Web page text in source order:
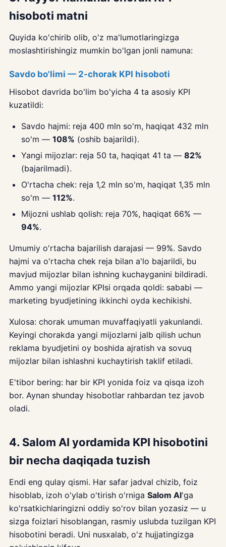
hisoboti matni
Quyida ko'chirib olib, o'z ma'lumotlaringizga
moslashtirishingiz mumkin bo'lgan jonli namuna:
Savdo bo'limi — 2-chorak KPI hisoboti
Hisobot davrida bo'lim bo'yicha 4 ta asosiy KPI
kuzatildi:
Savdo hajmi: reja 400 mln so'm, haqiqat 432 mln
so'm — 108% (oshib bajarildi).
Yangi mijozlar: reja 50 ta, haqiqat 41 ta — 82%
(bajarilmadi).
O'rtacha chek: reja 1,2 mln so'm, haqiqat 1,35 mln
so'm — 112%.
Mijozni ushlab qolish: reja 70%, haqiqat 66% —
94%.
Umumiy o'rtacha bajarilish darajasi — 99%. Savdo
hajmi va o'rtacha chek reja bilan a'lo bajarildi, bu
mavjud mijozlar bilan ishning kuchayganini bildiradi.
Ammo yangi mijozlar KPIsi orqada qoldi: sababi —
marketing byudjetining ikkinchi oyda kechikishi.
Xulosa: chorak umuman muvaffaqiyatli yakunlandi.
Keyingi chorakda yangi mijozlarni jalb qilish uchun
reklama byudjetini oy boshida ajratish va sovuq
mijozlar bilan ishlashni kuchaytirish taklif etiladi.
E'tibor bering: har bir KPI yonida foiz va qisqa izoh
bor. Aynan shunday hisobotlar rahbardan tez javob
oladi.
4. Salom AI yordamida KPI hisobotini
bir necha daqiqada tuzish
Endi eng qulay qismi. Har safar jadval chizib, foiz
hisoblab, izoh o'ylab o'tirish o'rniga Salom AI'ga
ko'rsatkichlaringizni oddiy so'rov bilan yozasiz — u
sizga foizlari hisoblangan, rasmiy uslubda tuzilgan KPI
hisobotini beradi. Uni nusxalab, o'z hujjatingizga